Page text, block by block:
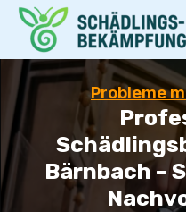
Probleme
Bärnbach –